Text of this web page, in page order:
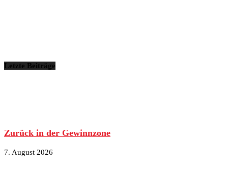
Letzte Beiträge
Zurück in der Gewinnzone
7. August 2026